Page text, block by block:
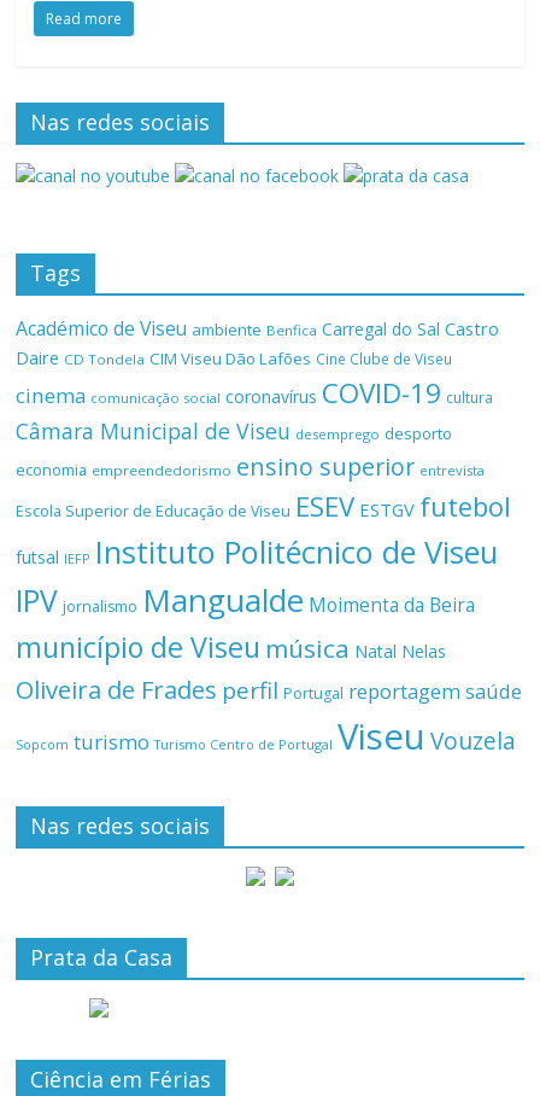
Read more
Nas redes sociais
Tags
Académico de Viseu ambiente Benfica Carregal do Sal Castro
Daire CD Tondela CIM Viseu Dão Lafões Cine Clube de Viseu
cinema comunicação social coronavírus COVID-19 cultura
Câmara Municipal de Viseu desemprego desporto
economia empreendedorismo ensino superior entrevista
Escola Superior de Educação de Viseu ESEV ESTGV futebol
futsal IEFP Instituto Politécnico de Viseu
IPV jornalismo Mangualde Moimenta da Beira
município de Viseu música Natal Nelas
Oliveira de Frades perfil Portugal reportagemsaúde
Sopcom turismo Turismo Centro de Portugal Viseu Vouzela
Nas redes sociais
Prata da Casa
Ciência em Férias